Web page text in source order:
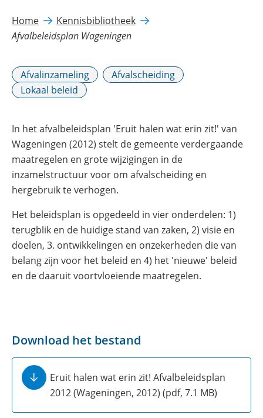
Home
Kennisbibliotheek
Afvalbeleidsplan Wageningen
Afvalinzameling
Afvalscheiding
Lokaal beleid
In het afvalbeleidsplan 'Eruit halen wat erin zit!' van
Wageningen (2012) stelt de gemeente verdergaande
maatregelen en grote wijzigingen in de
inzamelstructuur voor om afvalscheiding en
hergebruik te verhogen.
Het beleidsplan is opgedeeld in vier onderdelen: 1)
terugblik en de huidige stand van zaken, 2) visie en
doelen, 3. ontwikkelingen en onzekerheden die van
belang zijn voor het beleid en 4) het 'nieuwe' beleid
en de daaruit voortvloeiende maatregelen.
Download het bestand
Eruit halen wat erin zit! Afvalbeleidsplan
2012 (Wageningen, 2012) (pdf, 7.1 MB)